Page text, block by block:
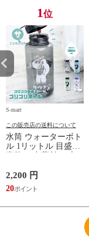
1位
S-mart
この販売店の送料について
水筒 ウォーターボト
ル 1リットル 目盛り
マイボトル 動物 ア
ニマル ゴリラ ごリ
ラックス ゴリゴリボ
2,200 円
20